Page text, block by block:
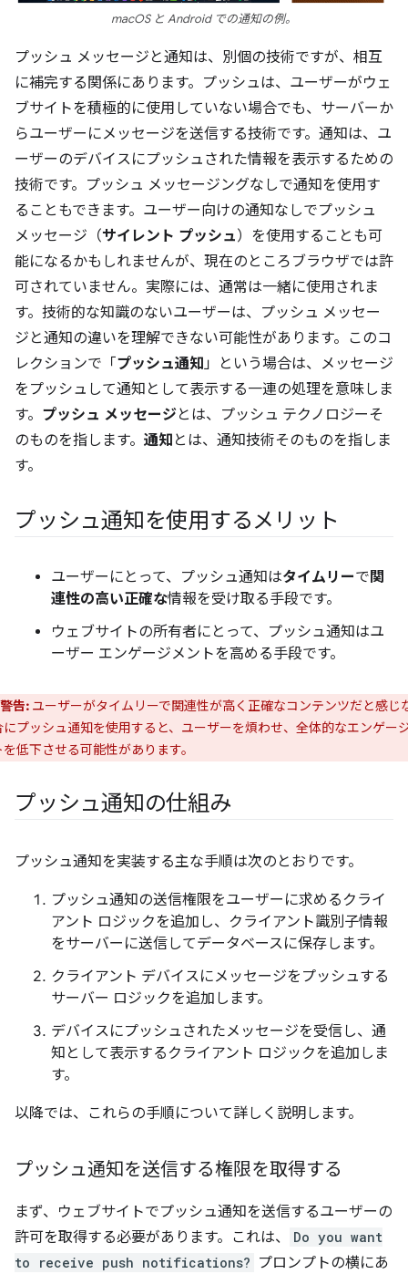
macOS と Android での通知の例。
プッシュ メッセージと通知は、別個の技術ですが、相互
に補完する関係にあります。プッシュは、ユーザーがウェ
ブサイトを積極的に使用していない場合でも、サーバーか
らユーザーにメッセージを送信する技術です。通知は、ユ
ーザーのデバイスにプッシュされた情報を表示するための
技術です。プッシュ メッセージングなしで通知を使用す
ることもできます。ユーザー向けの通知なしでプッシュ
メッセージ（サイレント プッシュ）を使用することも可
能になるかもしれませんが、現在のところブラウザでは許
可されていません。実際には、通常は一緒に使用されま
す。技術的な知識のないユーザーは、プッシュ メッセー
ジと通知の違いを理解できない可能性があります。このコ
レクションで「 プッシュ通知」という場合は、メッセージ
をプッシュして通知として表示する一連の処理を意味しま
す。 プッシュ メッセージとは、プッシュ テクノロジーそ
のものを指します。 通知 とは、通知技術そのものを指しま
す。
プッシュ通知を使用するメリット
ユーザーにとって、プッシュ通知はタイムリーで 関
連性の高い正確な情報を受け取る手段です。
ウェブサイトの所有者にとって、プッシュ通知はユ
ーザー エンゲージメントを高める手段です。
警告: ユーザーがタイムリーで関連性が高く正確なコンテンツだと感じ
にプッシュ通知を使用すると、ユーザーを煩わせ、全体的なエンゲー
低下させる可能性があります。
プッシュ通知の仕組み
プッシュ通知を実装する主な手順は次のとおりです。
プッシュ通知の送信権限をユーザーに求めるクライ
アント ロジックを追加し、クライアント識別子情報
をサーバーに送信してデータベースに保存します。
クライアント デバイスにメッセージをプッシュする
サーバー ロジックを追加します。
デバイスにプッシュされたメッセージを受信し、通
知として表示するクライアント ロジックを追加しま
す。
以降では、これらの手順について詳しく説明します。
プッシュ通知を送信する権限を取得する
まず、ウェブサイトでプッシュ通知を送信するユーザーの
許可を取得する必要があります。これは、
Do you want
to receive push notifications? プロンプトの横にあ